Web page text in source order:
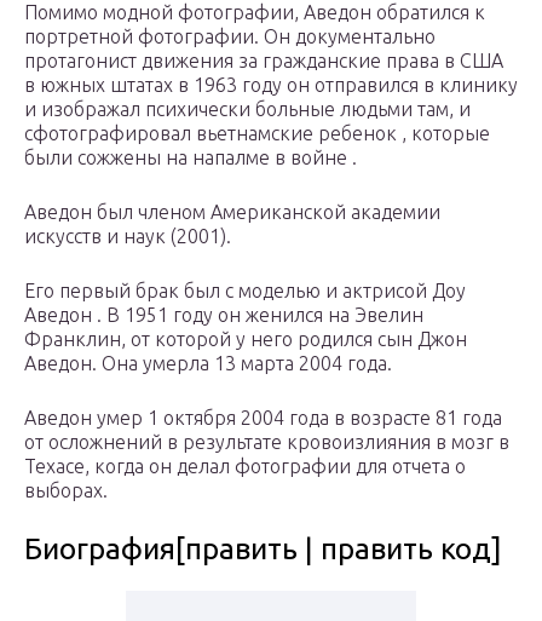
Помимо модной фотографии, Аведон обратился к
портретной фотографии. Он документально
протагонист движения за гражданские права в США
в южных штатах в 1963 году он отправился в клинику
и изображал психически больные людьми там, и
сфотографировал вьетнамские ребенок , которые
были сожжены на напалме в войне .
Аведон был членом Американской академии
искусств и наук (2001).
Его первый брак был с моделью и актрисой Доу
Аведон . В 1951 году он женился на Эвелин
Франклин, от которой у него родился сын Джон
Аведон. Она умерла 13 марта 2004 года.
Аведон умер 1 октября 2004 года в возрасте 81 года
от осложнений в результате кровоизлияния в мозг в
Техасе, когда он делал фотографии для отчета о
выборах.
Биография[править | править код]